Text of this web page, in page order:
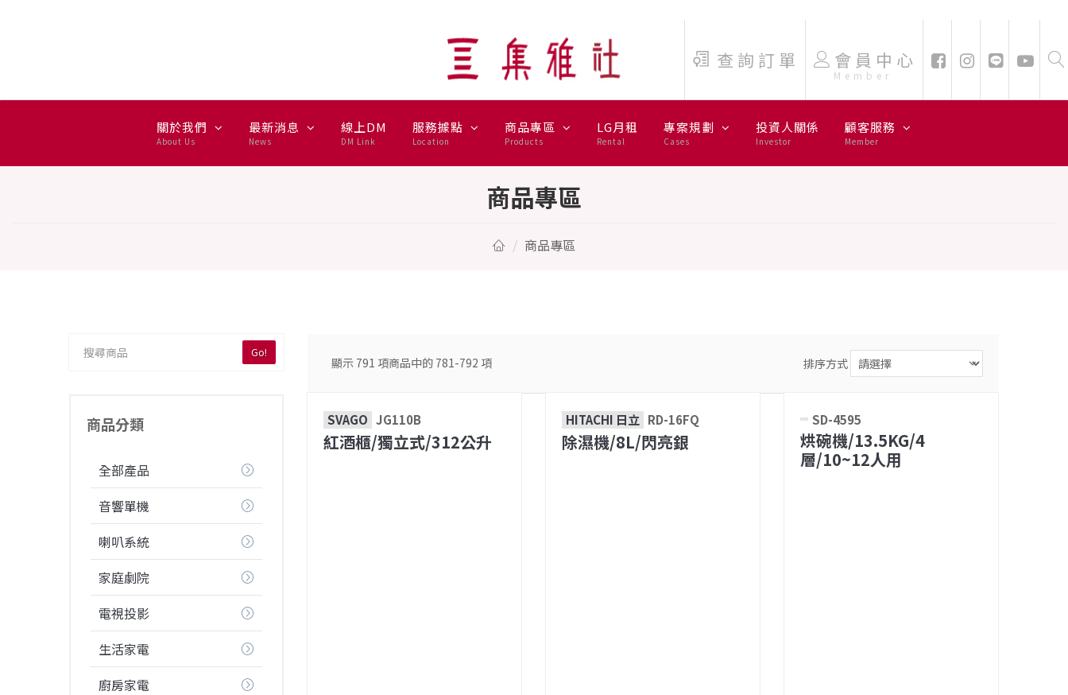
查詢訂單 會員中心
Member
關於我們
About Us
最新消息
News
線上DM
DM Link
服務據點
Location
商品專區
Products
LG月租
Rental
專案規劃
Cases
投資人關係
Investor
顧客服務
Member
商品專區
商品專區
Go!
商品分類
全部產品
音響單機
喇叭系統
家庭劇院
電視投影
生活家電
廚房家電
顯示 791 項商品中的 781-792 項 排序方式
SVAGO JG110B
紅酒櫃/獨立式/312公升
HITACHI 日立 RD-16FQ
除濕機/8L/閃亮銀
SD-4595
烘碗機/13.5KG/4
層/10~12人用